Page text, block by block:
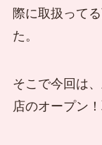
際に取扱って
た。
そこで今回は
店のオープン